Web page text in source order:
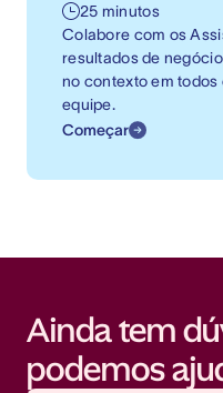
25 minutos
Colabore com os
resultados de
no contexto em todos
equipe.
Começar
Ainda tem
podemos